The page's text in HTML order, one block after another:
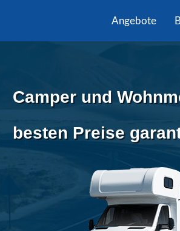
Angebote
Camper und
besten Preise